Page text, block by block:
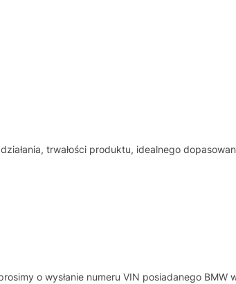
trwałości produktu, idealnego
o wysłanie numeru VIN posiadanego BMW